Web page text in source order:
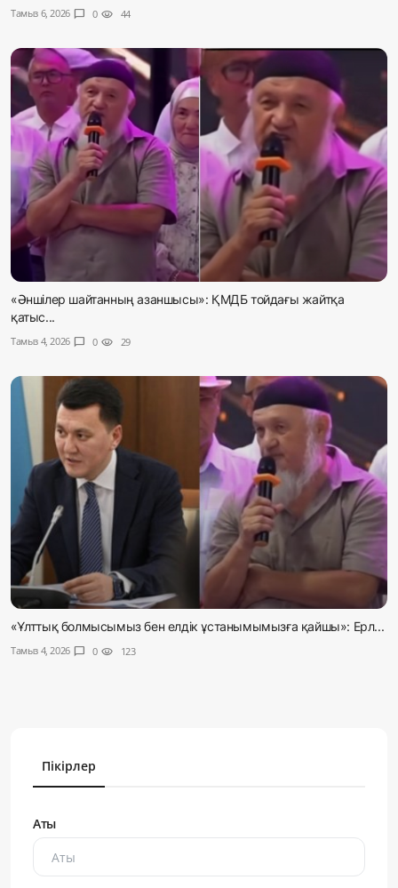
Тамыз 6, 2026 chat_bubble 0 visibility 44
«Әншілер шайтанның азаншысы»: ҚМДБ тойдағы жайтқа
қатыс...
Тамыз 4, 2026 chat_bubble 0 visibility 29
«Ұлттық болмысымыз бен елдік ұстанымымызға қайшы»: Ерл...
Тамыз 4, 2026 chat_bubble 0 visibility 123
Пікірлер
Аты